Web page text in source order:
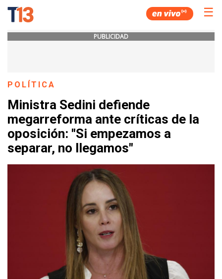
☰
PUBLICIDAD
POLÍTICA
Ministra Sedini defiende
megarreforma ante críticas de la
oposición: "Si empezamos a
separar, no llegamos"